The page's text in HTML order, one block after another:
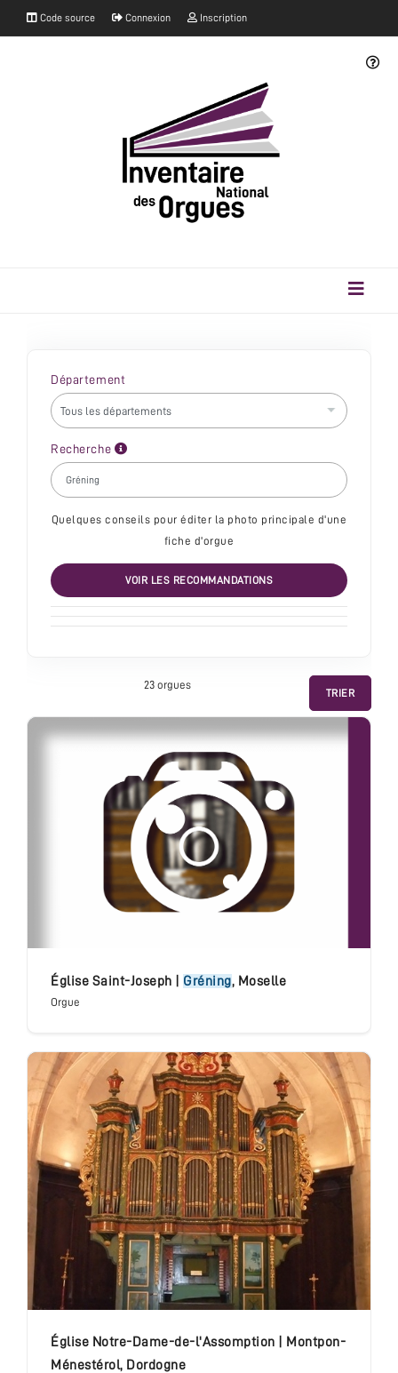
Code source Connexion Inscription
Département
Recherche
Quelques conseils pour éditer la photo principale d'une
fiche d'orgue
VOIR LES RECOMMANDATIONS
TRIER
23 orgues
église Saint-Joseph Gréning, Moselle
Orgue
église Notre-Dame-de-l'Assomption
Montpon-
Ménestérol, Dordogne